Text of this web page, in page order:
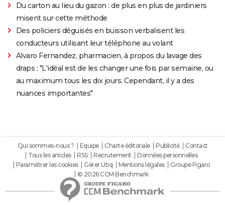
Du carton au lieu du gazon : de plus en plus de jardiniers
misent sur cette méthode
Des policiers déguisés en buisson verbalisent les
conducteurs utilisant leur téléphone au volant
Alvaro Fernandez, pharmacien, à propos du lavage des
draps : "L'idéal est de les changer une fois par semaine, ou
au maximum tous les dix jours. Cependant, il y a des
nuances importantes"
Qui sommes-nous ? Equipe Charte éditoriale Publicité
Contact
Tous les articles
RSS Recrutement
Données personnelles
Paramétrer les cookies
Gérer Utiq Mentions légales
Groupe Figaro
© 2026 CCM Benchmark